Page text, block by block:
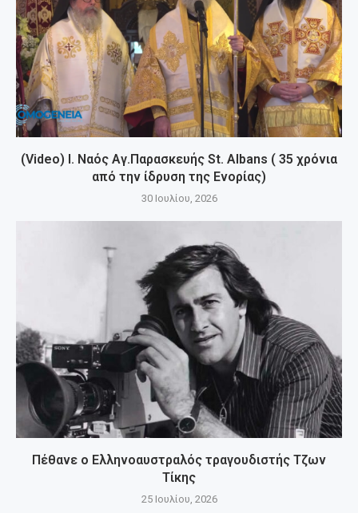
(Video) Ι. Ναός Αγ.Παρασκευής St. Albans ( 35 χρόνια
από την ίδρυση της Ενορίας)
30 Ιουλίου, 2026
Πέθανε ο Ελληνοαυστραλός τραγουδιστής Τζων
Τίκης
25 Ιουλίου, 2026